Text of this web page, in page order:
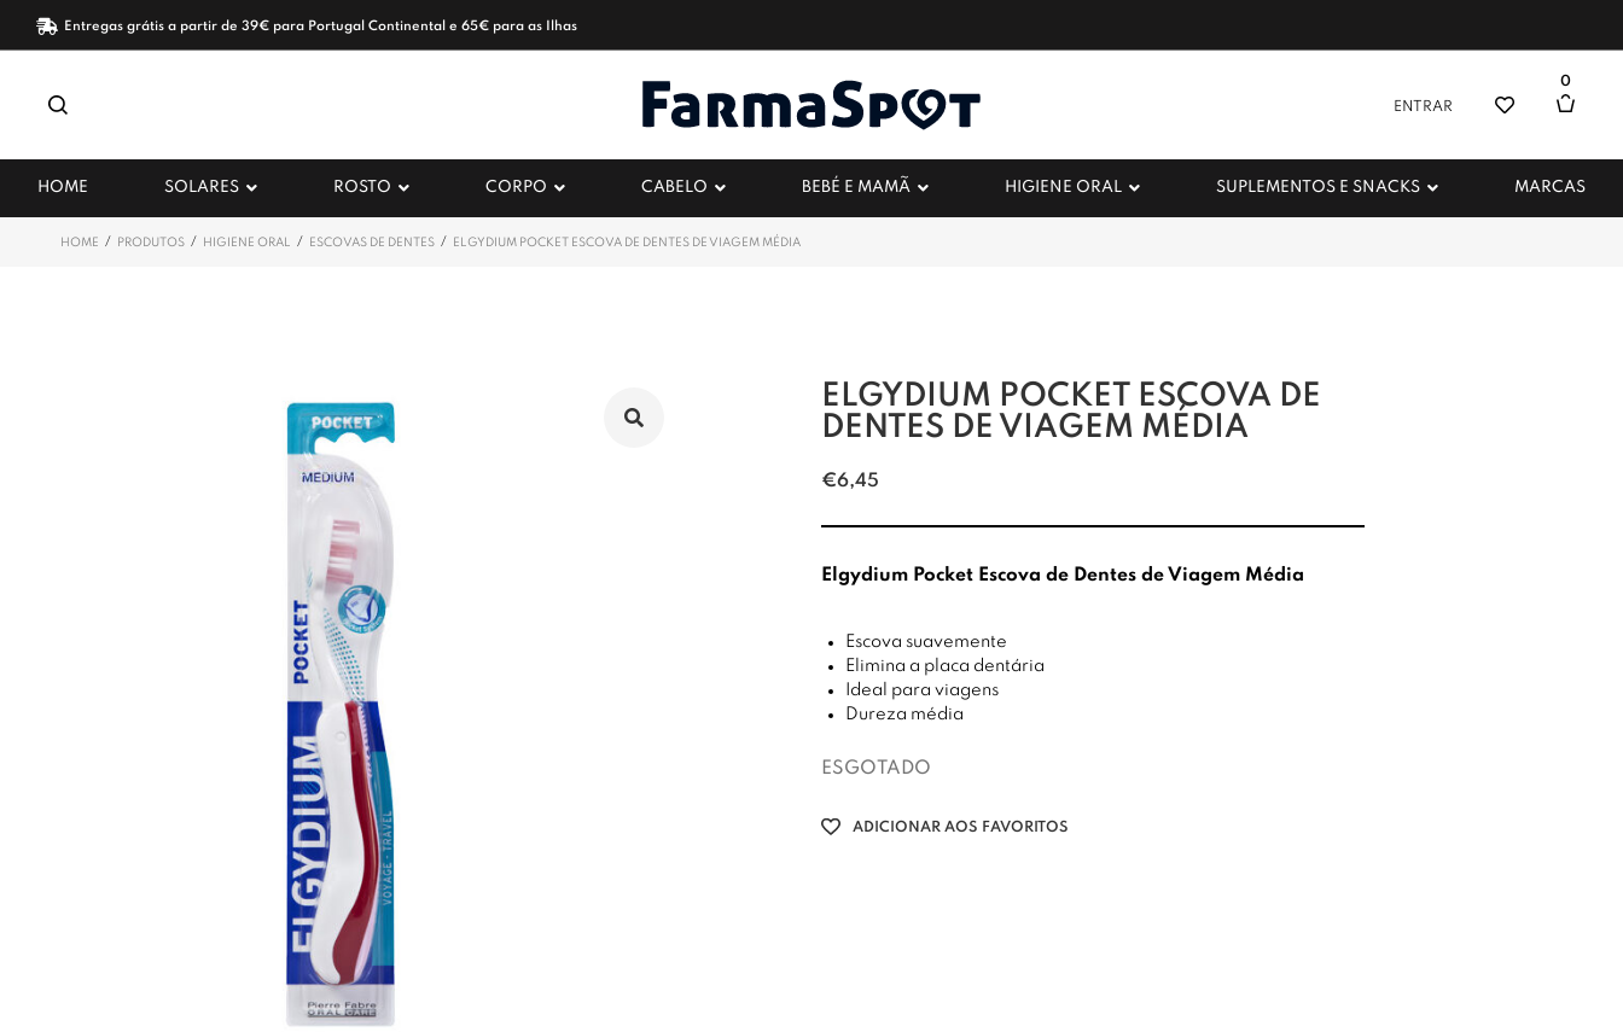
Entregas grátis a partir de 39€ para Portugal Continental e 65€ para as Ilhas
ENTRAR
0
HOME SOLARES ROSTO CORPO CABELO BEBÉ E MAMÃ HIGIENE ORAL SUPLEMENTOS E SNACKS MARCAS
HOME / PRODUTOS / HIGIENE ORAL / ESCOVAS DE DENTES / ELGYDIUM POCKET ESCOVA DE DENTES DE VIAGEM MÉDIA
ELGYDIUM POCKET ESCOVA DE
DENTES DE VIAGEM MÉDIA
€6,45
Elgydium Pocket Escova de Dentes de Viagem Média
Escova suavemente
Elimina a placa dentária
Ideal para viagens
Dureza média
ESGOTADO
ADICIONAR AOS FAVORITOS